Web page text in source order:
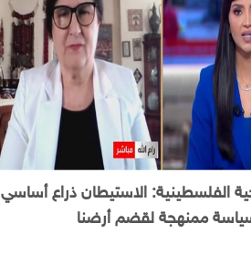
الفلسطينية: الاستيطان ذراع أساسي
ممنهجة لقضم أرضنا